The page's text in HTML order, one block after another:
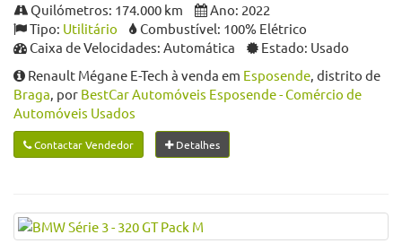
Quilómetros: 174.000 km
Ano: 2022
Tipo: Utilitário
Combustível: 100% Elétrico
Caixa de Velocidades: Automática
Estado: Usado
Renault Mégane E-Tech à venda em Esposende, distrito de
Braga, por BestCar Automóveis Esposende - Comércio de
Automóveis Usados
Contactar Vendedor Detalhes